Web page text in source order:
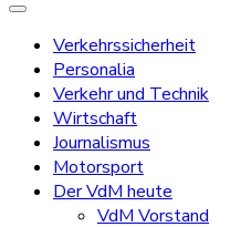
Verkehrssicherheit
Personalia
Verkehr und Technik
Wirtschaft
Journalismus
Motorsport
Der VdM heute
VdM Vorstand